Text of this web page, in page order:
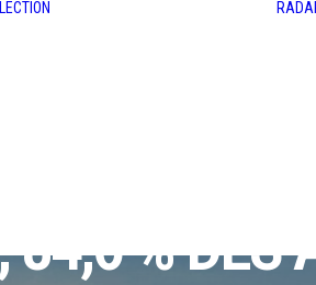
84,6 %